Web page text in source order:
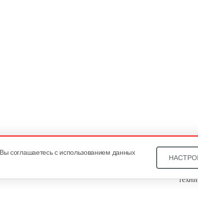
соглашаетесь с использованием данных